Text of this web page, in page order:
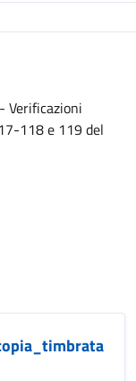
Verificazioni
118 e 119 del